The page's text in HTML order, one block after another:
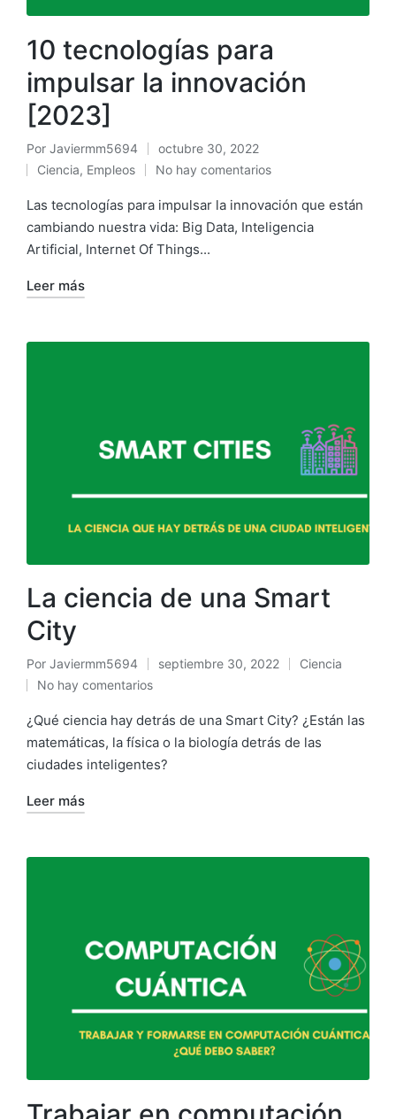
10 tecnologías para
impulsar la innovación
[2023]
Por Javiermm5694
octubre 30, 2022
Ciencia, Empleos No hay comentarios
Las tecnologías para impulsar la innovación que están
cambiando nuestra vida: Big Data, Inteligencia
Artificial, Internet Of Things...
Leer más
La ciencia de una Smart
City
Por Javiermm5694 septiembre 30, 2022
Ciencia
No hay comentarios
¿Qué ciencia hay detrás de una Smart City? ¿Están las
matemáticas, la física o la biología detrás de las
ciudades inteligentes?
Leer más